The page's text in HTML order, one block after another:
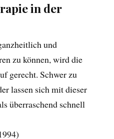
in der
und
zu können, wird die
gerecht. Schwer zu
lassen sich mit dieser
überraschend schnell